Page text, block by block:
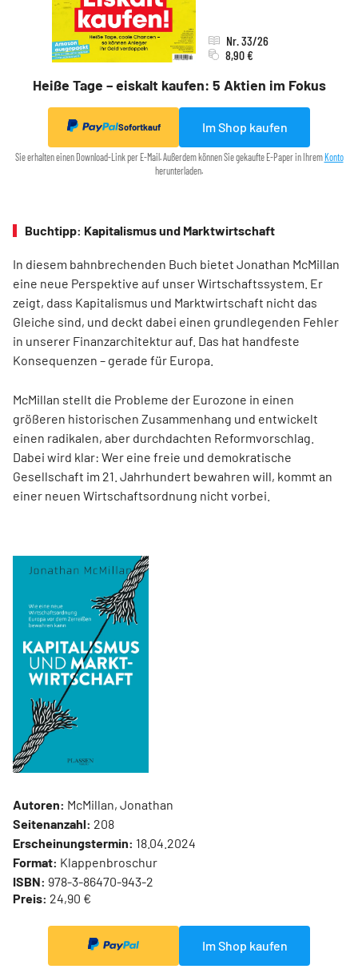
Heiße Tage – eiskalt kaufen: 5 Aktien im Fokus
Nr. 33/26
8,90 €
Sofortkauf Im Shop kaufen
Sie erhalten einen Download-Link per E-Mail. Außerdem können Sie gekaufte E-Paper in Ihrem Konto
herunterladen.
Buchtipp: Kapitalismus und Marktwirtschaft
In diesem bahnbrechenden Buch bietet Jonathan McMillan
eine neue Perspektive auf unser Wirtschaftssystem. Er
zeigt, dass Kapitalismus und Marktwirtschaft nicht das
Gleiche sind, und deckt dabei einen grundlegenden Fehler
in unserer Finanzarchitektur auf. Das hat handfeste
Konsequenzen – gerade für Europa.
McMillan stellt die Probleme der Eurozone in einen
größeren historischen Zusammenhang und entwickelt
einen radikalen, aber durchdachten Reformvorschlag.
Dabei wird klar: Wer eine freie und demokratische
Gesellschaft im 21. Jahrhundert bewahren will, kommt an
einer neuen Wirtschaftsordnung nicht vorbei.
Autoren: McMillan, Jonathan
Seitenanzahl: 208
Erscheinungstermin: 18.04.2024
Format: Klappenbroschur
ISBN: 978-3-86470-943-2
Preis: 24,90 €
Im Shop kaufen